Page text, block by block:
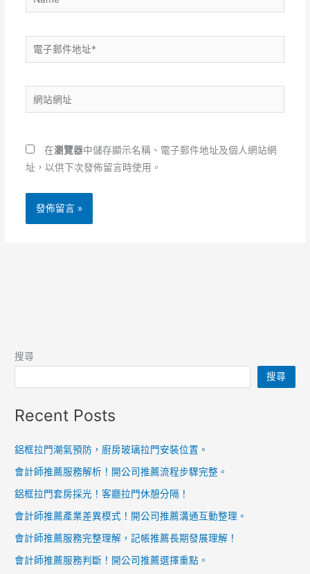
電
子
件
地
*
站
址
在瀏覽器中儲存顯示名稱、電子郵件地址及個人網站網
址，以供下次發佈留言時使用。
搜尋
搜尋
Recent Posts
鋁框拉門潮氣預防，廚房玻璃拉門安裝位置。
會計師推薦服務解析！開公司推薦流程步驟完整。
鋁框拉門套房採光！客廳拉門休憩分隔！
會計師推薦產業差異模式！開公司推薦溝通互動整理。
會計師推薦服務完整理解，記帳推薦長期發展理解！
會計師推薦服務判斷！開公司推薦選擇重點。